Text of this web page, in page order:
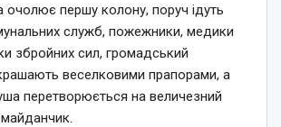
очолює першу колону, поруч ідуть
служб, пожежники, медики
збройних сил, громадський
веселковими прапорами, а
перетворюється на величезний